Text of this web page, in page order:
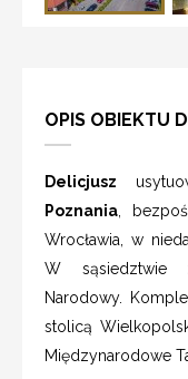
OPIS OBIEKTU
Delicjusz
Poznania ,
Wrocławia, w
W sąsiedztwie
Narodowy.
stolicą
Międzynarodowe